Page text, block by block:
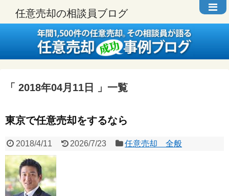
任意売却の相談員ブログ
2018年04月11日 一覧
東京で任意売却をするなら
2018/4/11 2026/7/23 任意売却 全般